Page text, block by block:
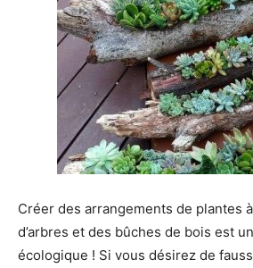
Créer des arrangements de plantes
d’arbres et des bûches de bois est
écologique ! Si vous désirez de